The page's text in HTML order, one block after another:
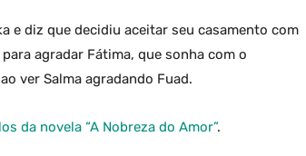
e diz que decidiu aceitar seu casamento com
agradar Fátima, que sonha com o
ver Salma agradando Fuad.
da novela “A Nobreza do Amor”.